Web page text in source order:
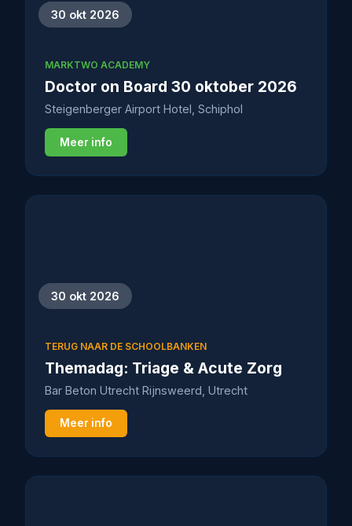
30 okt 2026
MARKTWO ACADEMY
Doctor on Board 30 oktober 2026
Steigenberger Airport Hotel, Schiphol
Meer info
30 okt 2026
TERUG NAAR DE SCHOOLBANKEN
Themadag: Triage & Acute Zorg
Bar Beton Utrecht Rijnsweerd, Utrecht
Meer info